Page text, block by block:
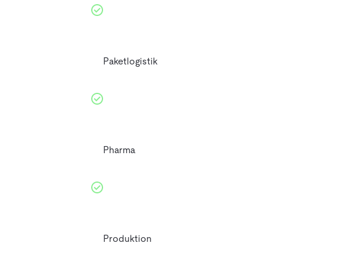
Paketlogistik
Pharma
Produktion